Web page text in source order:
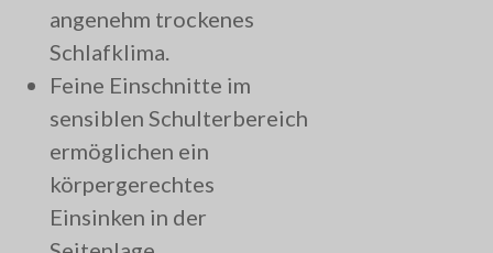
angenehm trockenes
Schlafklima.
Feine Einschnitte im
sensiblen Schulterbereich
ermöglichen ein
körpergerechtes
Einsinken in der